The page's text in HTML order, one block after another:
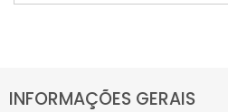
INFORMAÇÕES GERAIS